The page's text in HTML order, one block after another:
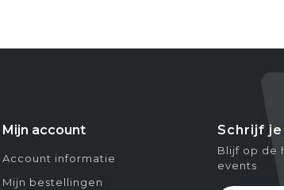
Mijn account
Account informatie
Mijn bestellingen
Schrijf
Blijf op de
events